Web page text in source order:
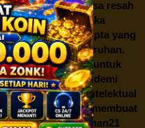
hak cipta, merasa resah
seperti ini. Mereka
hak cipta yang
secara keseluruhan.
dalam upaya untuk
Rebahan21 demi
dan kekayaan intelektual
inilah yang membuat
gratis diRebahan21